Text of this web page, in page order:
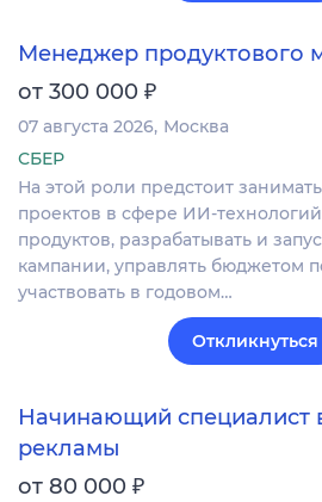
Менеджер продуктового
от 300 000 ₽
07 августа 2026 Москва
СБЕР
На этой роли предстоит
проектов в сфере ИИ-
продуктов, разрабатывать и
кампании, управлять бюджетом
участвовать в годовом…
Откликнуться
Начинающий специалист
рекламы
от 80 000 ₽